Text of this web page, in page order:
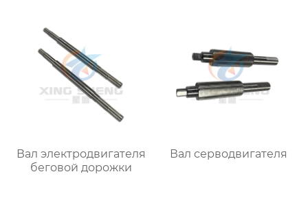
Вал электродвигателя
беговой дорожки
Вал серводвигателя